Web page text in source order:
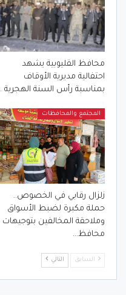
محافظ القليوبية يشهد
احتفالية مديرية الأوقاف
بمناسبة رأس السنة الهجرية .
المجتمع والمحافظات
زلزال رقابي في الخصوص..
حملة مكبرة لضبط الأسواق
وملاحقة المخالفين بتوجيهات
محافظ…
السابق التالي